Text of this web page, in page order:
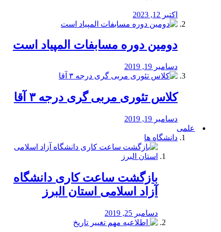
اکتبر 12, 2023
دومین دوره مسابفات المپیاد است
دسامبر 19, 2019
کلاس تئوری مربی گری درجه ۳ آقا
دسامبر 19, 2019
علمی
دانشگاه ها
بازگشت ساعت کاری دانشگاه
آزاد اسلامی استان البرز
دسامبر 25, 2019